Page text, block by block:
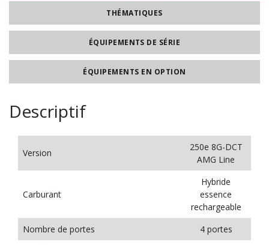
THÉMATIQUES
ÉQUIPEMENTS DE SÉRIE
ÉQUIPEMENTS EN OPTION
Descriptif
Version
250e 8G-DCT
AMG Line
Carburant
Hybride
essence
rechargeable
Nombre de portes
4 portes